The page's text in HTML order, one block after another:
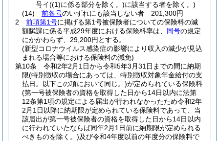
号イ((1)に係る部分を除く。)に該当する者を除く。)
(14)
前各号のいずれにも該当しない者 201,300円
2
前項第1号に掲げる第1号被保険者についての保険料の減
額賦課に係る平成29年度における保険料率は、 同号の規定
にかかわらず、29,200円とする。
(新型コロナウイルス感染症の影響により収入の減少が見込
まれる場合等における保険料の減免)
第10条
令和2年2月1日から令和5年3月31日までの間に納期
限(特別徴収の場合にあっては、特別徴収対象年金給付の支
払日。以下この項において同じ。)が定められている保険料
(第一号被保険者の資格を取得した日から14日以内に法第
12条第1項の規定による届出が行われなかったため令和2年
2月1日以降に納期限が定められている保険料であって、当
該届出が第一号被保険者の資格を取得した日から14日以内
に行われていたならば同年2月1日前に納期限が定められる
べきものを除く。)及び令和4年度以前の年度分の保険料で